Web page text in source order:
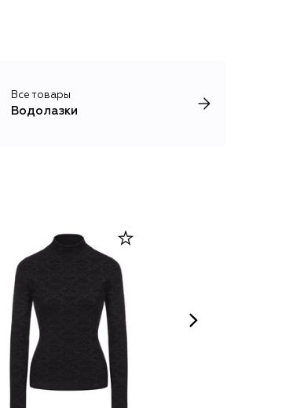
Все товары
Водолазки